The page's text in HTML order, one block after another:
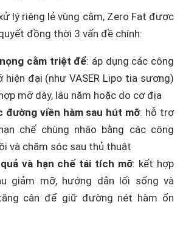
lý riêng lẻ vùng cằm, Zero Fat được
đồng thời 3 vấn đề chính:
cằm triệt để: áp dụng các công
hiện đại (như VASER Lipo tia sương)
mỡ dày, lâu năm hoặc do cơ địa
đường viền hàm sau hút mỡ: hỗ trợ
chế chùng nhão bằng các công
và chăm sóc sau thủ thuật
và hạn chế tái tích mỡ: kết hợp
giảm mỡ, hướng dẫn lối sống và
cân để giữ đường nét hàm ổn